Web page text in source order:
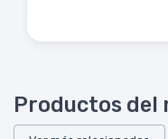
Productos del